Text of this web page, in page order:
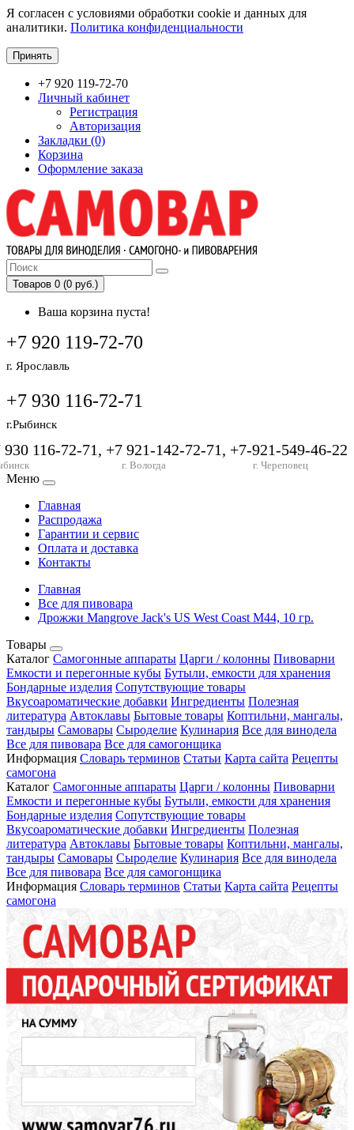
Я согласен с условиями обработки cookie и данных для
аналитики. Политика конфиденциальности
Принять
+7 920 119-72-70
Личный кабинет
Регистрация
Авторизация
Закладки (0)
Корзина
Оформление заказа
Товаров 0 (0 руб.)
Ваша корзина пуста!
+7 920 119-72-70
г. Ярославль
+7 930 116-72-71
г.Рыбинск
116-72-71, +7 921-142-72-71, +7-921-549-46-22
г. Вологда г. Череповец
Меню
Главная
Распродажа
Гарантии и сервис
Оплата и доставка
Контакты
Главная
Все для пивовара
Дрожжи Mangrove Jack's US West Coast M44, 10 гр.
Товары
Каталог Самогонные аппараты Царги / колонны Пивоварни
Емкости и перегонные кубы Бутыли, емкости для хранения
Бондарные изделия Сопутствующие товары
Вкусоароматические добавки Ингредиенты Полезная
литература Автоклавы Бытовые товары Коптильни, мангалы,
тандыры Самовары Сыроделие Кулинария Все для винодела
Все для пивовара Все для самогонщика
Информация Словарь терминов Статьи Карта сайта Рецепты
самогона
Каталог Самогонные аппараты Царги / колонны Пивоварни
Емкости и перегонные кубы Бутыли, емкости для хранения
Бондарные изделия Сопутствующие товары
Вкусоароматические добавки Ингредиенты Полезная
литература Автоклавы Бытовые товары Коптильни, мангалы,
тандыры Самовары Сыроделие Кулинария Все для винодела
Все для пивовара Все для самогонщика
Информация Словарь терминов Статьи Карта сайта Рецепты
самогона